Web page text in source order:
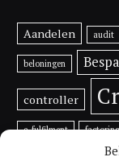
Aandelen audit
beloningen
controller
e-fulfilment
investeren